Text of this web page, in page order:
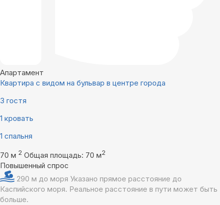
Апартамент
Квартира с видом на бульвар в центре города
3 гостя
1 кровать
1 спальня
70 м 2 Общая площадь: 70 м2
Повышенный спрос
290 м до моря Указано прямое расстояние до
Каспийского моря. Реальное расстояние в пути может быть
больше.